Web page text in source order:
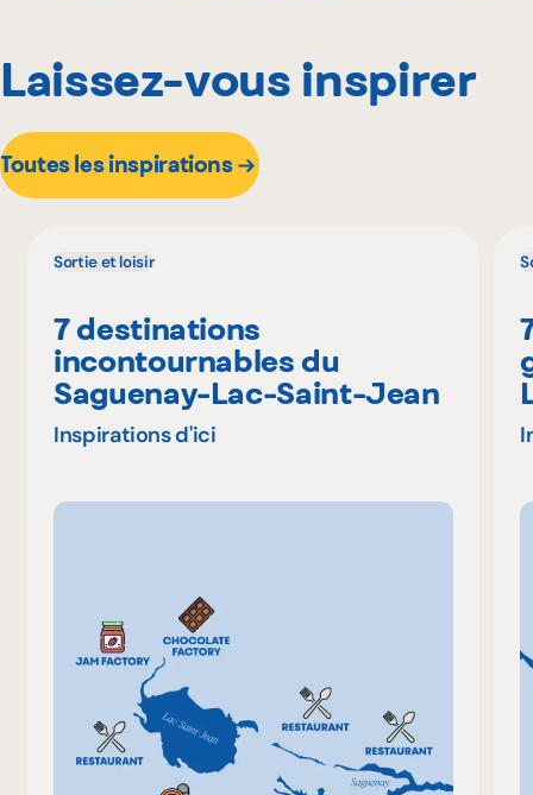
Laissez-vous inspirer
Toutes les inspirations
Sortie et loisir
7 destinations
incontournables du
Saguenay-Lac-Saint-Jean
Inspirations d'ici